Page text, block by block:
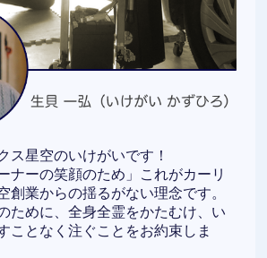
ス星空のいけがいです！
ナーの笑顔のため」これがカーリ
創業からの揺るがない理念です。
ために、全身全霊をかたむけ、い
ことなく注ぐことをお約束しま